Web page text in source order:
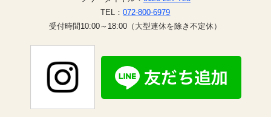
TEL：072-800-6979
受付時間10:00～18:00（大型連休を除き不定休）